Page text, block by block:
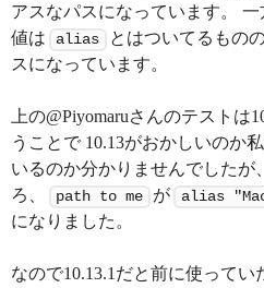
アスなパスになっています。
値は
alias とはついてるもの
スになっています。
上の@Piyomaruさんのテストは
うことで 10.13がおかしいのか
いるのか分かりませんでしたが
ろ、
path to me が alias
になりました。
なので10.13.1だと前に使ってい